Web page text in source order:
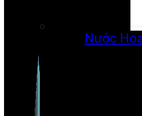
Nước